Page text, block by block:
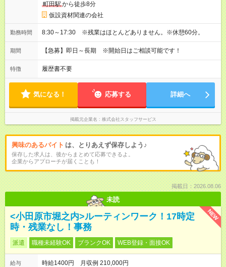
町田駅から徒歩8分
仮設資材関連の会社
勤務時間 8:30～17:30 ※残業はほとんどありません。※休憩60分。
期間 【急募】即日～長期 ※開始日はご相談可能です！
特徴 履歴書不要
気になる！ 応募する 詳細へ
掲載元企業名 株式会社スタッフサービス
興味のあるバイト は、とりあえず保存しよう♪
保存した求人は、後からまとめて応募できるよ。
企業からアプローチが届くことも！
掲載日：2026.08.06
未読
NEW
<小田原市堀之内>ルーティンワーク！17時定
時・残業なし！事務
派遣 職種未経験OK ブランクOK WEB登録・面接OK
給与
時給1400円 月収例 210,000円